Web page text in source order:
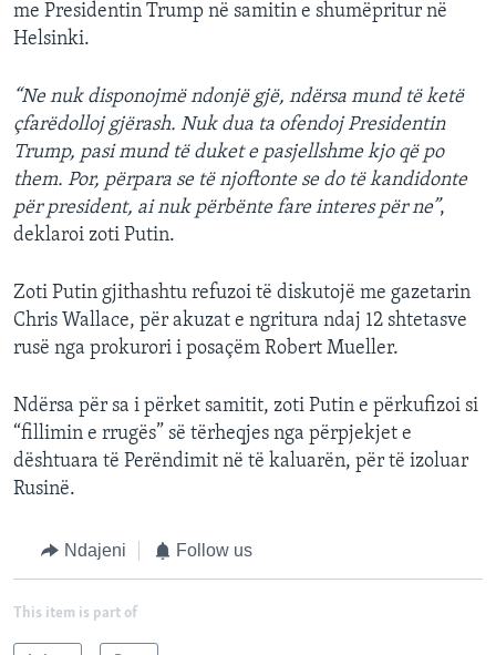
me Presidentin Trump në samitin e shumëpritur në
Helsinki.
“Ne nuk disponojmë ndonjë gjë, ndërsa mund të ketë
çfarëdolloj gjërash. Nuk dua ta ofendoj Presidentin
Trump, pasi mund të duket e pasjellshme kjo që po
them. Por, përpara se të njoftonte se do të kandidonte
për president, ai nuk përbënte fare interes për ne”,
deklaroi zoti Putin.
Zoti Putin gjithashtu refuzoi të diskutojë me gazetarin
Chris Wallace, për akuzat e ngritura ndaj 12 shtetasve
rusë nga prokurori i posaçëm Robert Mueller.
Ndërsa për sa i përket samitit, zoti Putin e përkufizoi si
“fillimin e rrugës” së tërheqjes nga përpjekjet e
dështuara të Perëndimit në të kaluarën, për të izoluar
Rusinë.
Ndajeni Follow us
This item is part of